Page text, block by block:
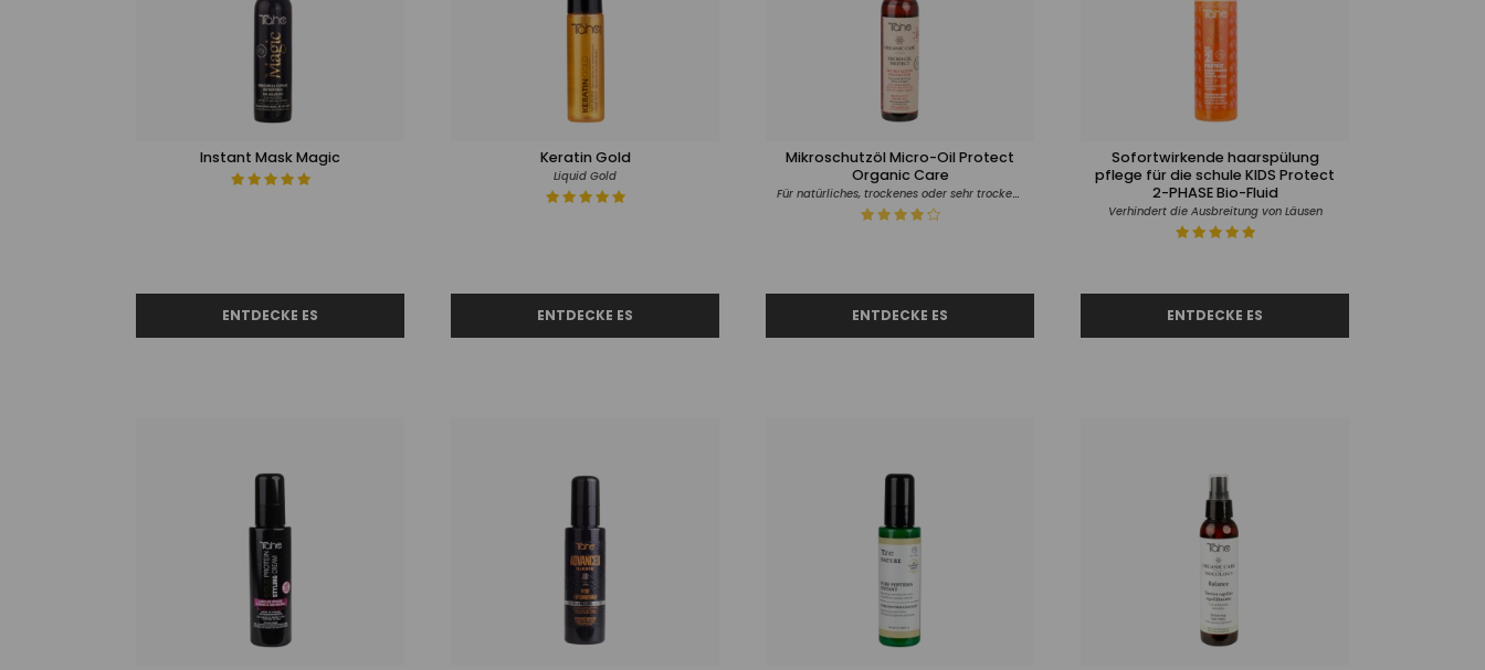
Instant Mask Magic Keratin Gold
Liquid Gold
Mikroschutzöl Micro-Oil Protect
Organic Care
Für natürliches, trockenes oder sehr trockenes Haar
Sofortwirkende haarspülung
pflege für die schule KIDS Protect
2-PHASE Bio-Fluid
Verhindert die Ausbreitung von Läusen